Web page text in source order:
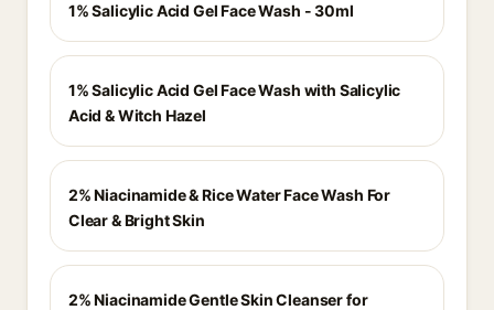
1% Salicylic Acid Gel Face Wash - 30ml
1% Salicylic Acid Gel Face Wash with Salicylic
Acid & Witch Hazel
2% Niacinamide & Rice Water Face Wash For
Clear & Bright Skin
2% Niacinamide Gentle Skin Cleanser for